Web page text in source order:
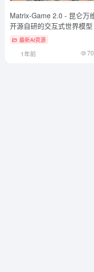
Matrix-Game 2.0 - 昆仑万
开源自研的交互式世界模型
最新AI资源
1年前